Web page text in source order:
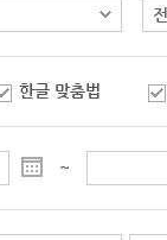
한글 맞춤법
~